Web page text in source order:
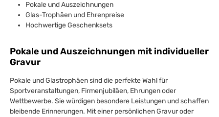
Pokale und Auszeichnungen
Glas-Trophäen und Ehrenpreise
Hochwertige Geschenksets
Pokale und Auszeichnungen mit individueller
Gravur
Pokale und Glastrophäen sind die perfekte Wahl für
Sportveranstaltungen, Firmenjubiläen, Ehrungen oder
Wettbewerbe. Sie würdigen besondere Leistungen und schaffen
bleibende Erinnerungen. Mit einer persönlichen Gravur oder